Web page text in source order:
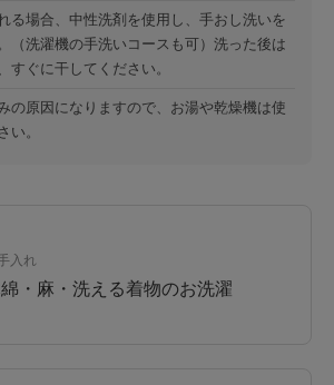
る場合、中性洗剤を使用し、手おし洗いを
（洗濯機の手洗いコースも可）洗った後は
すぐに干してください。
の原因になりますので、お湯や乾燥機は使
い。
入れ
・麻・洗える着物のお洗濯